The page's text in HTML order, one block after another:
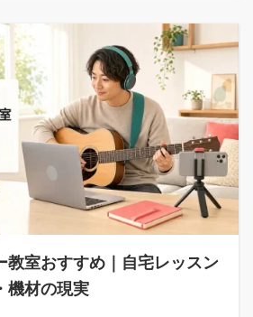
教室おすすめ｜自宅レッスン
機材の現実